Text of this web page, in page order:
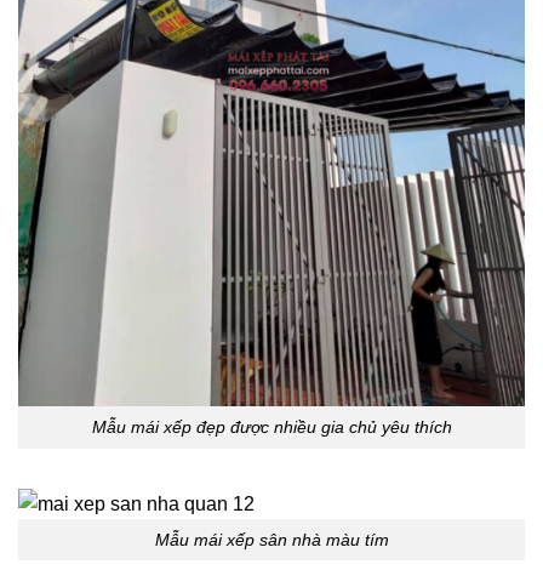
Mẫu mái xếp đẹp được nhiều gia chủ yêu thích
Mẫu mái xếp sân nhà màu tím